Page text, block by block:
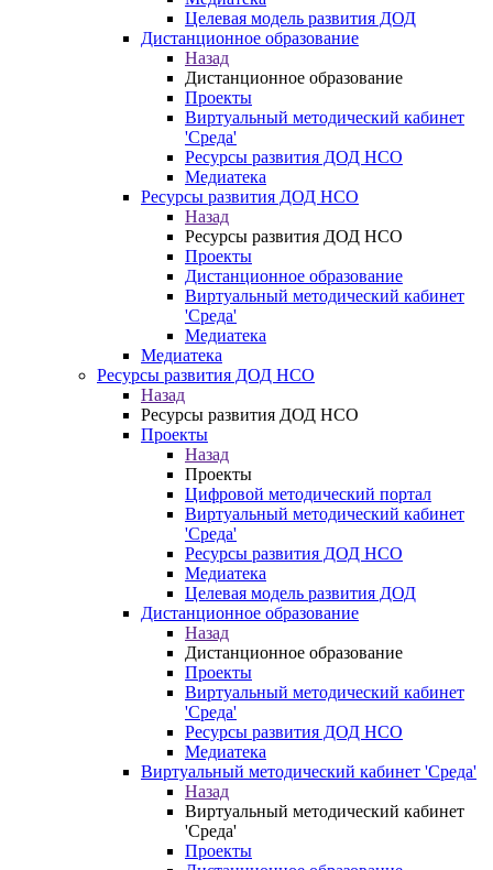
Целевая модель развития ДОД
Дистанционное образование
Назад
Дистанционное образование
Проекты
Виртуальный методический кабинет
'Среда'
Ресурсы развития ДОД НСО
Медиатека
Ресурсы развития ДОД НСО
Назад
Ресурсы развития ДОД НСО
Проекты
Дистанционное образование
Виртуальный методический кабинет
'Среда'
Медиатека
Медиатека
Ресурсы развития ДОД НСО
Назад
Ресурсы развития ДОД НСО
Проекты
Назад
Проекты
Цифровой методический портал
Виртуальный методический кабинет
'Среда'
Ресурсы развития ДОД НСО
Медиатека
Целевая модель развития ДОД
Дистанционное образование
Назад
Дистанционное образование
Проекты
Виртуальный методический кабинет
'Среда'
Ресурсы развития ДОД НСО
Медиатека
Виртуальный методический кабинет 'Среда'
Назад
Виртуальный методический кабинет
'Среда'
Проекты